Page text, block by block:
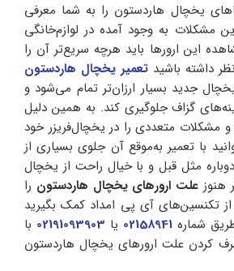
یخچال هاردستون را به شما معرفی
مشکلات به وجود آمده در لوازم‌خانگی
این ارورها باید هرچه سریع‌تر آن را
داشته باشید تعمیر یخچال هاردستون
جدید بسیار ارزان‌تر تمام می‌شود و
گزاف جلوگیری کند. به همین دلیل
مشکلات متعددی را در یخچال‌فریزر خود
با تعمیر به‌موقع آن جلوی بسیاری از
مثل قبل و با خیال راحت از یخچال
هنوز علت ارورهای یخچال هاردستون را
از تکنسین‌های آی پی امداد کمک بگیرید
شماره 02158941 یا 02191093903 با
کردن علت ارورهای یخچال هاردستون